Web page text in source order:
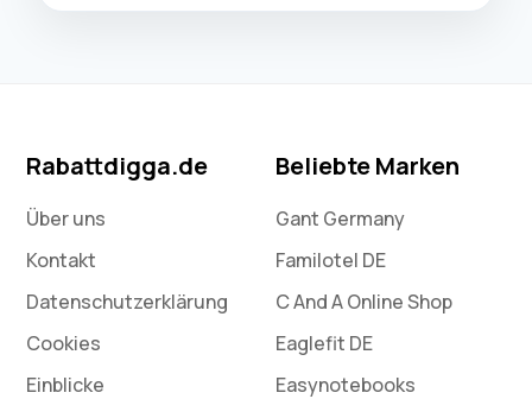
Rabattdigga.de
Über uns
Kontakt
Datenschutz­erklärung
Cookies
Einblicke
Beliebte Marken
Gant Germany
Familotel DE
C And A Online Shop
Eaglefit DE
Easynotebooks